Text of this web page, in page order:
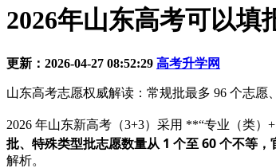
2026年山东高考可以
更新：2026-04-27 08:52:29 高考升学网
山东高考志愿权威解读：常规批最多 96 个志愿
2026 年山东新高考（3+3）采用 **“专业（类）
批、特殊类型批志愿数量从 1 个至 60 个不等
解析。